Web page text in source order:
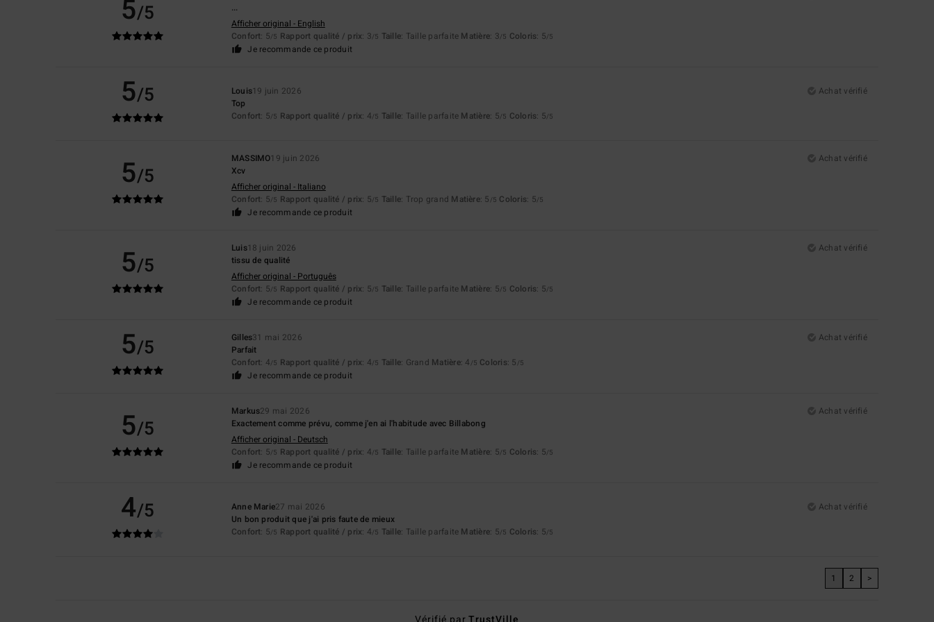
5/5
...
Afficher original - English
Confort: 5/5 Rapport qualité / prix: 3/5 Taille: Taille parfaite Matière: 3/5 Coloris: 5/5
Je recommande ce produit
5/5 Louis19 juin 2026
Achat vérifié
Top
Confort: 5/5 Rapport qualité / prix: 4/5 Taille: Taille parfaite Matière: 5/5 Coloris: 5/5
5/5
MASSIMO19 juin 2026
Achat vérifié
Xcv
Afficher original - Italiano
Confort: 5/5 Rapport qualité / prix: 5/5 Taille: Trop grand Matière: 5 /5 Coloris: 5/5
Je recommande ce produit
5/5
Luis18 juin 2026
Achat vérifié
tissu de qualité
Afficher original - Português
Confort: 5/5 Rapport qualité / prix: 5/5 Taille: Taille parfaite Matière: 5/5 Coloris: 5/5
Je recommande ce produit
5/5 Gilles31 mai 2026
Achat vérifié
Parfait
Confort: 4/5 Rapport qualité / prix: 4/5 Taille: Grand Matière: 4 /5 Coloris: 5 /5
Je recommande ce produit
5/5
Markus29 mai 2026
Achat vérifié
Exactement comme prévu, comme j'en ai l'habitude avec Billabong
Afficher original - Deutsch
Confort: 5/5 Rapport qualité / prix: 4/5 Taille: Taille parfaite Matière: 5/5 Coloris: 5/5
Je recommande ce produit
4/5 Anne Marie27 mai 2026
Achat vérifié
Un bon produit que j'ai pris faute de mieux
Confort: 5/5 Rapport qualité / prix: 4/5 Taille: Taille parfaite Matière: 5/5 Coloris: 5/5
1 2 >